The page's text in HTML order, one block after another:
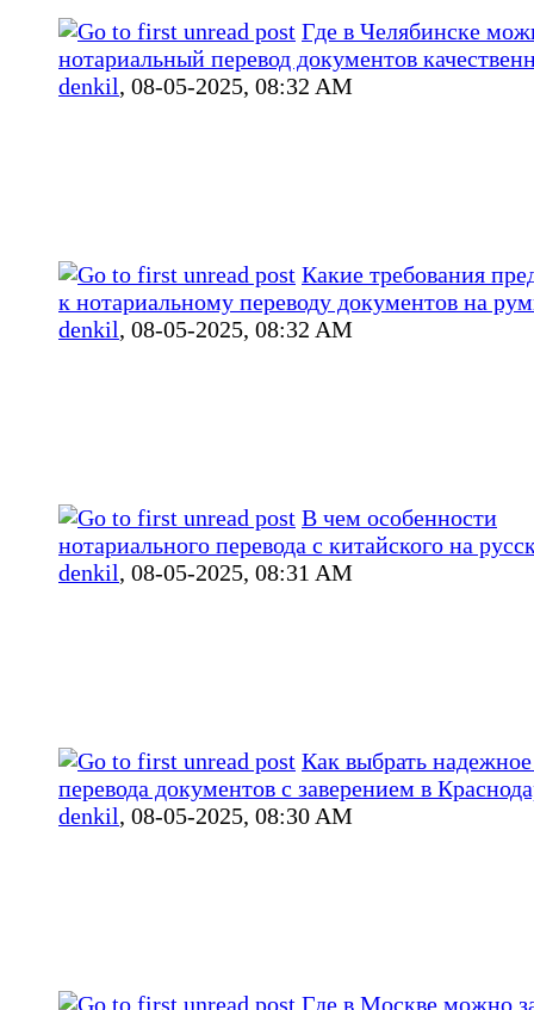
Где в Челябинске
нотариальный перевод документов
denkil, 08-05-2025, 08:32 AM
Какие требования
к нотариальному переводу документов на
denkil, 08-05-2025, 08:32 AM
В чем особенности
нотариального перевода с китайского на
denkil, 08-05-2025, 08:31 AM
Как выбрать
перевода документов с заверением в
denkil, 08-05-2025, 08:30 AM
Где в Москве можно